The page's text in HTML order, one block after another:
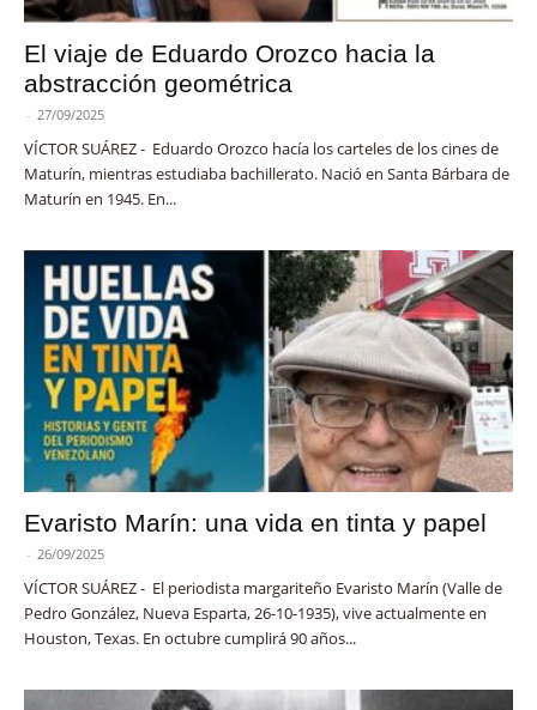
El viaje de Eduardo Orozco hacia la
abstracción geométrica
- 27/09/2025
VÍCTOR SUÁREZ - Eduardo Orozco hacía los carteles de los cines de
Maturín, mientras estudiaba bachillerato. Nació en Santa Bárbara de
Maturín en 1945. En...
Evaristo Marín: una vida en tinta y papel
- 26/09/2025
VÍCTOR SUÁREZ - El periodista margariteño Evaristo Marín (Valle de
Pedro González, Nueva Esparta, 26-10-1935), vive actualmente en
Houston, Texas. En octubre cumplirá 90 años...